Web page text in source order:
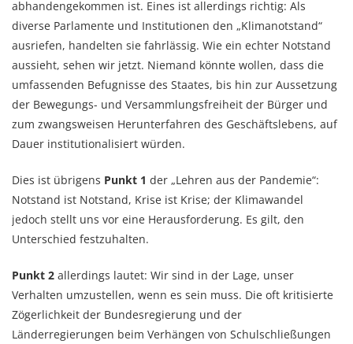
abhandengekommen ist. Eines ist allerdings richtig: Als
diverse Parlamente und Institutionen den „Klimanotstand“
ausriefen, handelten sie fahrlässig. Wie ein echter Notstand
aussieht, sehen wir jetzt. Niemand könnte wollen, dass die
umfassenden Befugnisse des Staates, bis hin zur Aussetzung
der Bewegungs- und Versammlungsfreiheit der Bürger und
zum zwangsweisen Herunterfahren des Geschäftslebens, auf
Dauer institutionalisiert würden.
Dies ist übrigens Punkt 1 der „Lehren aus der Pandemie“:
Notstand ist Notstand, Krise ist Krise; der Klimawandel
jedoch stellt uns vor eine Herausforderung. Es gilt, den
Unterschied festzuhalten.
Punkt 2 allerdings lautet: Wir sind in der Lage, unser
Verhalten umzustellen, wenn es sein muss. Die oft kritisierte
Zögerlichkeit der Bundesregierung und der
Länderregierungen beim Verhängen von Schulschließungen